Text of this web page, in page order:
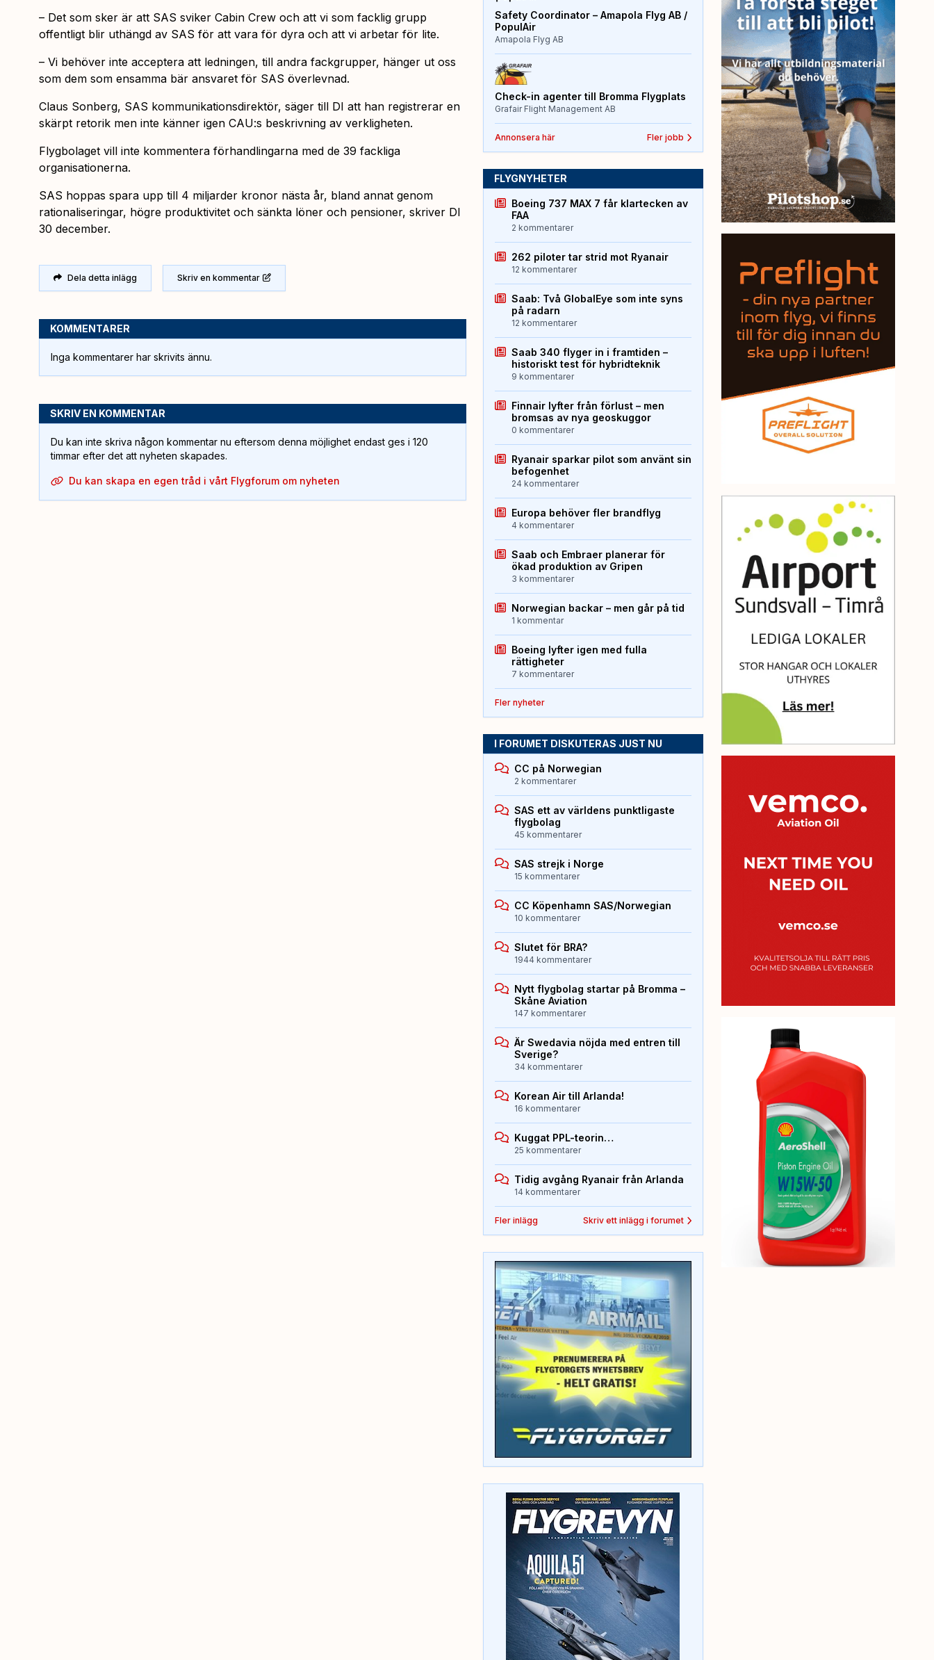
– Det som sker är att SAS sviker Cabin Crew och att vi som facklig grupp
offentligt blir uthängd av SAS för att vara för dyra och att vi arbetar för lite.
– Vi behöver inte acceptera att ledningen, till andra fackgrupper, hänger ut oss
som dem som ensamma bär ansvaret för SAS överlevnad.
Claus Sonberg, SAS kommunikationsdirektör, säger till DI att han registrerar en
skärpt retorik men inte känner igen CAU:s beskrivning av verkligheten.
Flygbolaget vill inte kommentera förhandlingarna med de 39 fackliga
organisationerna.
SAS hoppas spara upp till 4 miljarder kronor nästa år, bland annat genom
rationaliseringar, högre produktivitet och sänkta löner och pensioner, skriver DI
30 december.
Dela detta inlägg Skriv en kommentar
KOMMENTARER
Inga kommentarer har skrivits ännu.
SKRIV EN KOMMENTAR
Du kan inte skriva någon kommentar nu eftersom denna möjlighet endast ges i 120
timmar efter det att nyheten skapades.
Du kan skapa en egen tråd i vårt Flygforum om nyheten
Safety Coordinator – Amapola Flyg AB /
PopulAir
Amapola Flyg AB
Check-in agenter till Bromma Flygplats
Grafair Flight Management AB
Annonsera här Fler jobb
FLYGNYHETER
Boeing 737 MAX 7 får klartecken av
FAA
2 kommentarer
262 piloter tar strid mot Ryanair
12 kommentarer
Saab: Två GlobalEye som inte syns
på radarn
12 kommentarer
Saab 340 flyger in i framtiden –
historiskt test för hybridteknik
9 kommentarer
Finnair lyfter från förlust – men
bromsas av nya geoskuggor
0 kommentarer
Ryanair sparkar pilot som använt sin
befogenhet
24 kommentarer
Europa behöver fler brandflyg
4 kommentarer
Saab och Embraer planerar för
ökad produktion av Gripen
3 kommentarer
Norwegian backar – men går på tid
1 kommentar
Boeing lyfter igen med fulla
rättigheter
7 kommentarer
Fler nyheter
I FORUMET DISKUTERAS JUST NU
CC på Norwegian
2 kommentarer
SAS ett av världens punktligaste
flygbolag
45 kommentarer
SAS strejk i Norge
15 kommentarer
CC Köpenhamn SAS/Norwegian
10 kommentarer
Slutet för BRA?
1944 kommentarer
Nytt flygbolag startar på Bromma –
Skåne Aviation
147 kommentarer
Är Swedavia nöjda med entren till
Sverige?
34 kommentarer
Korean Air till Arlanda!
16 kommentarer
Kuggat PPL-teorin…
25 kommentarer
Tidig avgång Ryanair från Arlanda
14 kommentarer
Fler inlägg Skriv ett inlägg i forumet